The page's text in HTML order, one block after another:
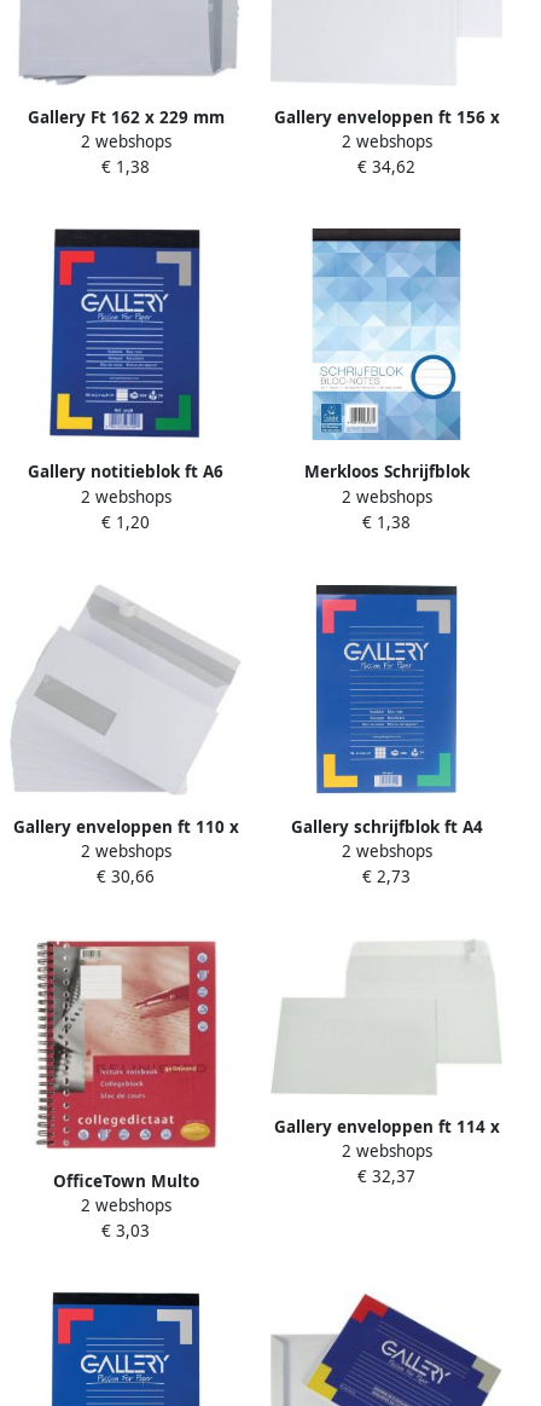
Gallery Ft 162 x 229 mm
met strip pak van 10 stuks
50 stuks
2 webshops
€ 1,38
Gallery enveloppen ft 156 x
220 mm stripsluiting
binnenzijde grijs doos van
2 webshops
€ 34,62
Gallery notitieblok ft A6
gelijnd blok van 100 vel
2 webshops
€ 1,20
Merkloos Schrijfblok
notitieblok gelinieerd A5
100 vellen papier
2 webshops
€ 1,38
Gallery enveloppen ft 110 x
220 mm venster links
stripsluiting doos van 500
2 webshops
€ 30,66
Gallery schrijfblok ft A4
geruit 5 mm blok van 100
vel 10 stuks
2 webshops
€ 2,73
OfficeTown Multo
collegedictaat ft 16 5 x 21
cm gelijnd 17-
2 webshops
€ 3,03
Gallery enveloppen ft 114 x
162 mm stripsluiting
binnenzijde grijs doos van
2 webshops
€ 32,37